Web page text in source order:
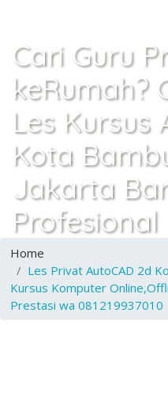
Cari Guru
keRumah?
Les Kursus
Kota
Jakarta
Profesional
Home
Les Privat AutoCAD 2d
Kursus Komputer
Prestasi wa 081219937010